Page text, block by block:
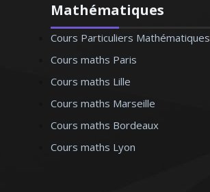
Mathématiques
Cours Particuliers Mathématiques
Cours maths Paris
Cours maths Lille
Cours maths Marseille
Cours maths Bordeaux
Cours maths Lyon